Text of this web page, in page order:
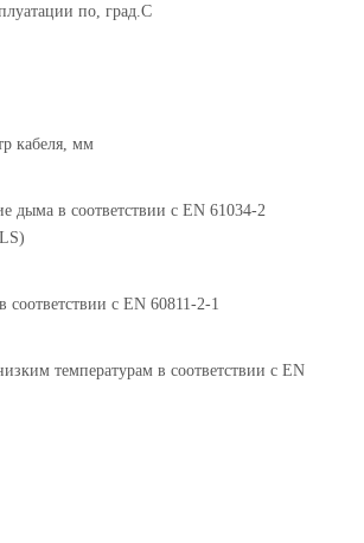
по, град.C
кабеля, мм
дыма в соответствии с EN 61034-2
соответствии с EN 60811-2-1
температурам в соответствии с EN